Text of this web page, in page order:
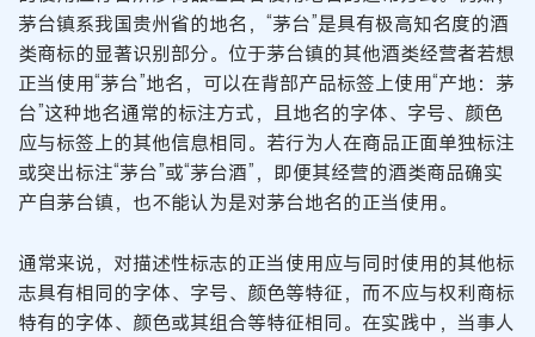
茅台镇系我国贵州省的地名，“茅台”是具有极高知名度的酒
类商标的显著识别部分。位于茅台镇的其他酒类经营者若想
正当使用“茅台”地名，可以在背部产品标签上使用“产地：茅
台”这种地名通常的标注方式，且地名的字体、字号、颜色
应与标签上的其他信息相同。若行为人在商品正面单独标注
或突出标注“茅台”或“茅台酒”，即便其经营的酒类商品确实
产自茅台镇，也不能认为是对茅台地名的正当使用。
通常来说，对描述性标志的正当使用应与同时使用的其他标
志具有相同的字体、字号、颜色等特征，而不应与权利商标
特有的字体、颜色或其组合等特征相同。在实践中，当事人